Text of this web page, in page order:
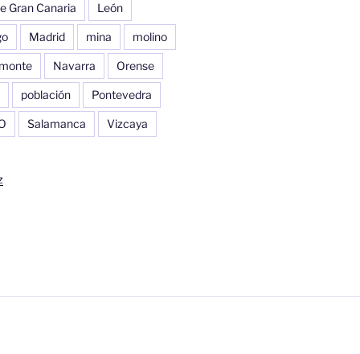
Gran Canaria León
Madrid mina molino
monte Navarra Orense
población Pontevedra
Salamanca Vizcaya